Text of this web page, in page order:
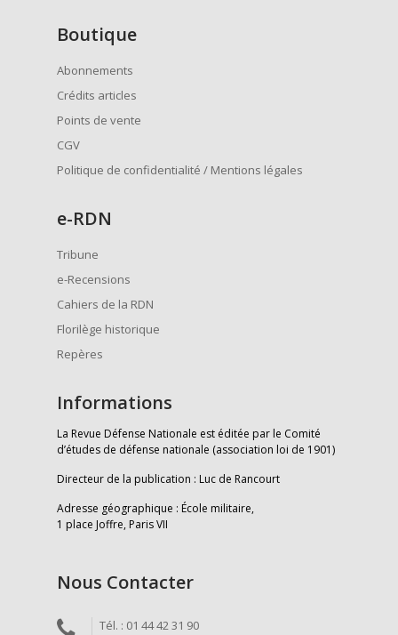
Boutique
Abonnements
Crédits articles
Points de vente
CGV
Politique de confidentialité / Mentions légales
e-RDN
Tribune
e-Recensions
Cahiers de la RDN
Florilège historique
Repères
Informations
La Revue Défense Nationale est éditée par le Comité
d’études de défense nationale (association loi de 1901)
Directeur de la publication : Luc de Rancourt
Adresse géographique : École militaire,
1 place Joffre, Paris VII
Nous Contacter
Tél. : 01 44 42 31 90